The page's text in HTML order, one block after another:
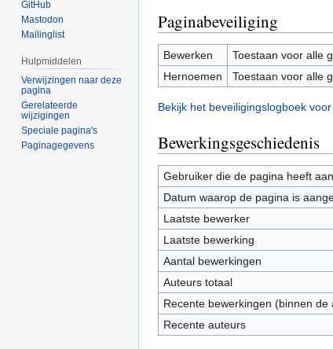
Paginabeveiliging
Bewerken
Toestaan voor alle
Hernoemen
Toestaan voor alle
Bekijk het beveiligingslogboek voor
Bewerkingsgeschiedenis
Gebruiker die de pagina heeft
Datum waarop de pagina is
Laatste bewerker
Laatste bewerking
Aantal bewerkingen
Auteurs totaal
Recente bewerkingen (binnen de
Recente auteurs
GitHub
Mastodon
Mailinglist
Hulpmiddelen
Verwijzingen naar deze
pagina
Gerelateerde
wijzigingen
Speciale pagina's
Paginagegevens